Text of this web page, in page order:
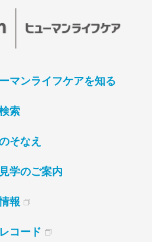
マンライフケアを知る
索
そなえ
学のご案内
報
コード